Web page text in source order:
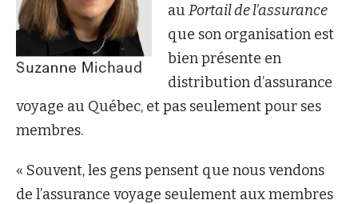
au Portail de l’assurance
que son organisation est
bien présente en
distribution d’assurance
voyage au Québec, et pas seulement pour ses
membres.
« Souvent, les gens pensent que nous vendons
de l’assurance voyage seulement aux membres